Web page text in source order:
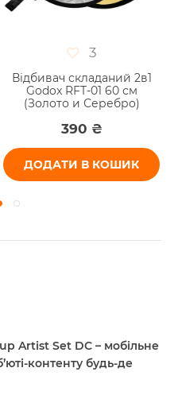
3
Відбивач складаний 2в1
Godox RFT-01 60 см
(Золото и Серебро)
390 ₴
ДОДАТИ В КОШИК
Artist Set DC – мобільне
контенту будь-де